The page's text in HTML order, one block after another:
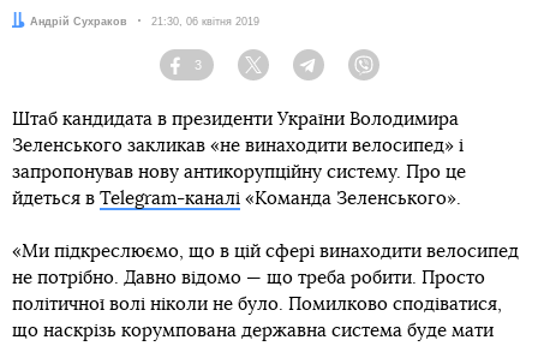
Автор:
Андрій Сухраков Дата:
21:30, 06 квітня 2019
Facebook
3
Twitter TelegramViber
Штаб кандидата в президенти України Володимира
Зеленського закликав «не винаходити велосипед» і
запропонував нову антикорупційну систему. Про це
йдеться в Telegram-каналі «Команда Зеленського».
«Ми підкреслюємо, що в цій сфері винаходити велосипед
не потрібно. Давно відомо — що треба робити. Просто
політичної волі ніколи не було. Помилково сподіватися,
що наскрізь корумпована державна система буде мати